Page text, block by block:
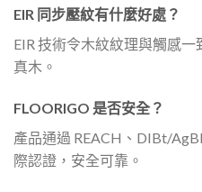
EIR 同步壓紋有什麼好處？
EIR 技術令木紋紋理與觸感
真木。
FLOORIGO 是否安全？
產品通過 REACH、DIBt/
際認證，安全可靠。